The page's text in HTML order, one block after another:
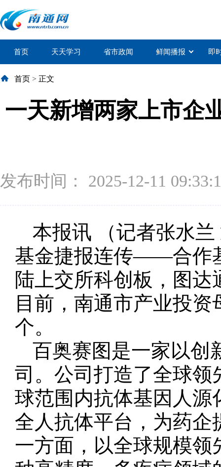
首页 天天学习 省市政闻 鲜闻播报 即
首页 > 正文
一天新增两家上市企
发布时间： 2025-12-11
本报讯 （记者张水
基金捷报连传——合作
陆上交所科创板，图达
目前，南通市产业投
个。
百奥赛图是一家以创
司。公司打造了全球领
球范围内抗体基因人
全人抗体平台，为药
一方面，以全球规模